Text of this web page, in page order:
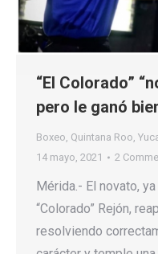
“El Colorado”
pero le ganó
Boxeo, Quintana Roo,
14 mayo, 2021
2
Mérida.- El novato,
“Colorado” Rejón,
resolviendo